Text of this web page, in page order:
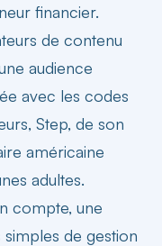
financier.
de contenu
audience
avec les codes
Step, de son
américaine
adultes.
compte, une
de gestion